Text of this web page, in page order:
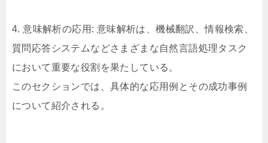
4. 意味解析の応用: 意味解析は、機械翻訳、情報検索、
質問応答システムなどさまざまな自然言語処理タスク
において重要な役割を果たしている。
このセクションでは、具体的な応用例とその成功事例
について紹介される。